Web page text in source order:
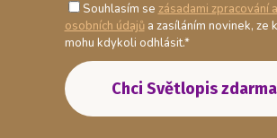
Souhlasím se zásadami zpracování
osobních údajůa zasíláním novinek, ze
mohu kdykoli odhlásit.*
Chci Světlopis